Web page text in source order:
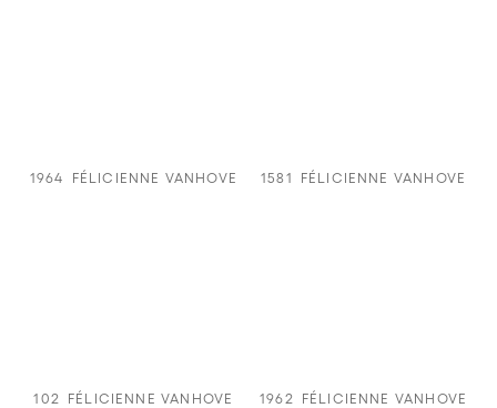
1964 FÉLICIENNE VANHOVE 1581 FÉLICIENNE VANHOVE
102 FÉLICIENNE VANHOVE 1962 FÉLICIENNE VANHOVE